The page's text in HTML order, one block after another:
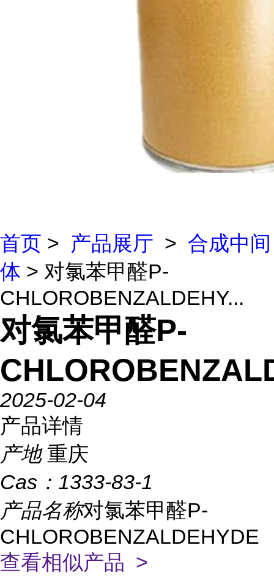
首页 > 产品展厅 > 合成中间
体 > 对氯苯甲醛P-
CHLOROBENZALDEHY...
对氯苯甲醛P-
2025-02-04
产品详情
产地 重庆
Cas： 1333-83-1
产品名称对氯苯甲醛P-
CHLOROBENZALDEHYDE
查看相似产品 >